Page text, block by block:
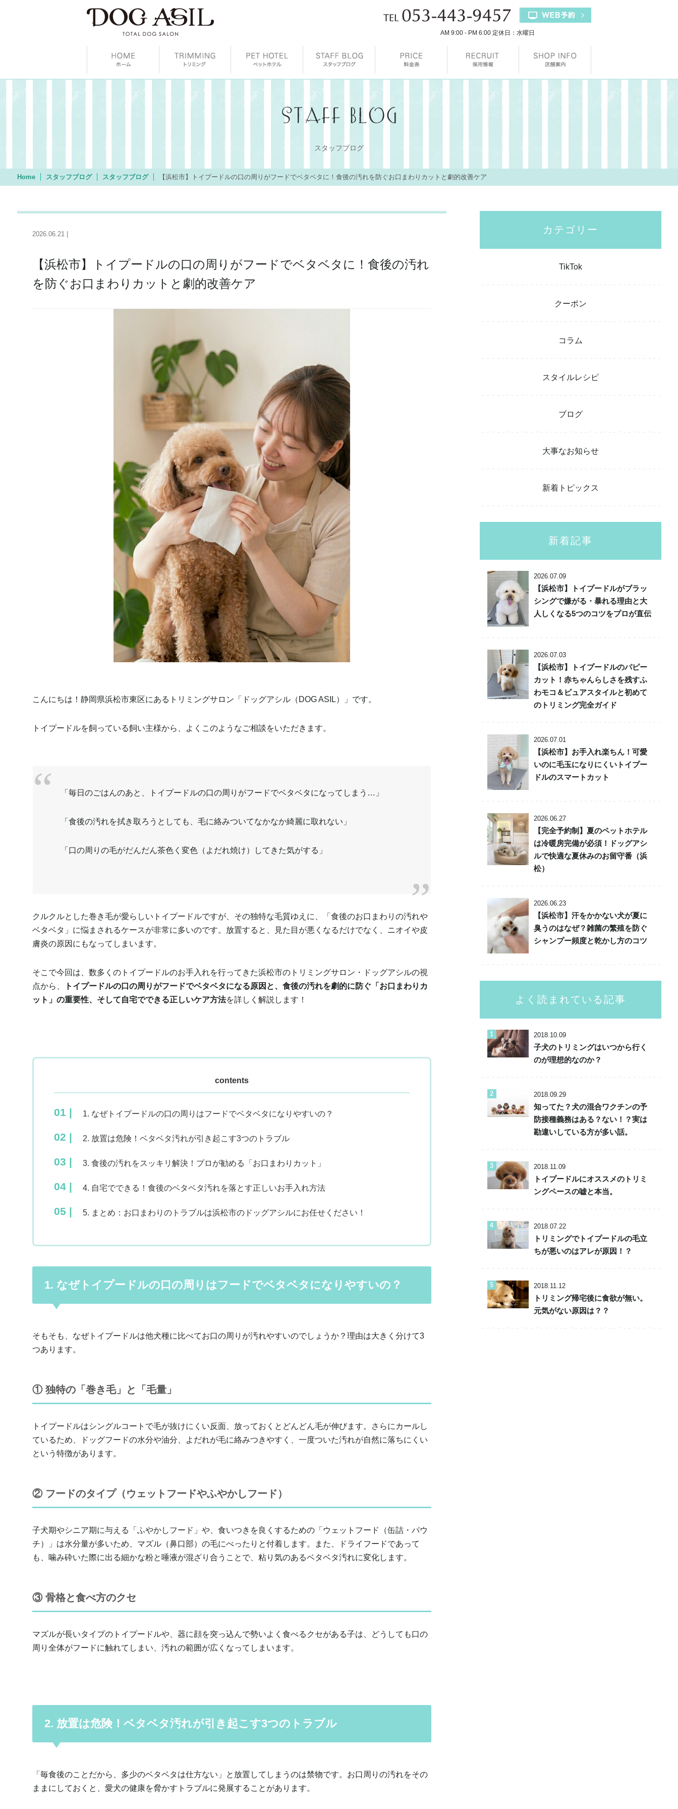
AM 9:00 - PM 6:00 定休日：水曜日
スタッフブログ
Home スタッフブログ スタッフブログ 【浜松市】トイプードルの口の周りがフードでベタベタに！食後の汚れを防ぐお口まわりカットと劇的改善ケア
2026.06.21 |
【浜松市】トイプードルの口の周りがフードでベタベタに！食後の汚れ
を防ぐお口まわりカットと劇的改善ケア
こんにちは！静岡県浜松市東区にあるトリミングサロン「ドッグアシル（DOG ASIL）」です。
トイプードルを飼っている飼い主様から、よくこのようなご相談をいただきます。
「毎日のごはんのあと、トイプードルの口の周りがフードでベタベタになってしまう…」
「食後の汚れを拭き取ろうとしても、毛に絡みついてなかなか綺麗に取れない」
「口の周りの毛がだんだん茶色く変色（よだれ焼け）してきた気がする」
クルクルとした巻き毛が愛らしいトイプードルですが、その独特な毛質ゆえに、「食後のお口まわりの汚れや
ベタベタ」に悩まされるケースが非常に多いのです。放置すると、見た目が悪くなるだけでなく、ニオイや皮
膚炎の原因にもなってしまいます。
そこで今回は、数多くのトイプードルのお手入れを行ってきた浜松市のトリミングサロン・ドッグアシルの視
点から、
トイプードルの口の周りがフードでベタベタになる原因と、食後の汚れを劇的に防ぐ「お口まわりカ
ット」の重要性、そして自宅でできる正しいケア方法を詳しく解説します！
contents
1. なぜトイプードルの口の周りはフードでベタベタになりやすいの？
2. 放置は危険！ベタベタ汚れが引き起こす3つのトラブル
3. 食後の汚れをスッキリ解決！プロが勧める「お口まわりカット」
4. 自宅でできる！食後のベタベタ汚れを落とす正しいお手入れ方法
5. まとめ：お口まわりのトラブルは浜松市のドッグアシルにお任せください！
1. なぜトイプードルの口の周りはフードでベタベタになりやすいの？
そもそも、なぜトイプードルは他犬種に比べてお口の周りが汚れやすいのでしょうか？理由は大きく分けて3
つあります。
① 独特の「巻き毛」と「毛量」
トイプードルはシングルコートで毛が抜けにくい反面、放っておくとどんどん毛が伸びます。さらにカールし
ているため、ドッグフードの水分や油分、よだれが毛に絡みつきやすく、一度ついた汚れが自然に落ちにくい
という特徴があります。
② フードのタイプ（ウェットフードやふやかしフード）
子犬期やシニア期に与える「ふやかしフード」や、食いつきを良くするための「ウェットフード（缶詰・パウ
チ）」は水分量が多いため、マズル（鼻口部）の毛にべったりと付着します。また、ドライフードであって
も、噛み砕いた際に出る細かな粉と唾液が混ざり合うことで、粘り気のあるベタベタ汚れに変化します。
③ 骨格と食べ方のクセ
マズルが長いタイプのトイプードルや、器に顔を突っ込んで勢いよく食べるクセがある子は、どうしても口の
周り全体がフードに触れてしまい、汚れの範囲が広くなってしまいます。
2. 放置は危険！ベタベタ汚れが引き起こす3つのトラブル
「毎食後のことだから、多少のベタベタは仕方ない」と放置してしまうのは禁物です。お口周りの汚れをその
ままにしておくと、愛犬の健康を脅かすトラブルに発展することがあります。
カテゴリー
TikTok
クーポン
コラム
スタイルレシピ
ブログ
大事なお知らせ
新着トピックス
新着記事
2026.07.09
【浜松市】トイプードルがブラッ
シングで嫌がる・暴れる理由と大
人しくなる5つのコツをプロが直伝
2026.07.03
【浜松市】トイプードルのパピー
カット！赤ちゃんらしさを残すふ
わモコ＆ピュアスタイルと初めて
のトリミング完全ガイド
2026.07.01
【浜松市】お手入れ楽ちん！可愛
いのに毛玉になりにくいトイプー
ドルのスマートカット
2026.06.27
【完全予約制】夏のペットホテル
は冷暖房完備が必須！ドッグアシ
ルで快適な夏休みのお留守番（浜
松）
2026.06.23
【浜松市】汗をかかない犬が夏に
臭うのはなぜ？雑菌の繁殖を防ぐ
シャンプー頻度と乾かし方のコツ
よく読まれている記事
2018.10.09
子犬のトリミングはいつから行く
のが理想的なのか？
2018.09.29
知ってた？犬の混合ワクチンの予
防接種義務はある？ない！？実は
勘違いしている方が多い話。
2018.11.09
トイプードルにオススメのトリミ
ングペースの嘘と本当。
2018.07.22
トリミングでトイプードルの毛立
ちが悪いのはアレが原因！？
2018.11.12
トリミング帰宅後に食欲が無い。
元気がない原因は？？